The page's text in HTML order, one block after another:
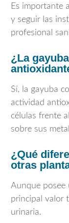
Es importante
y seguir las
profesional
¿La
Sí, la gayuba
actividad
células frente
sobre sus
¿Qué
otras
Aunque posee
principal valor
urinaria.